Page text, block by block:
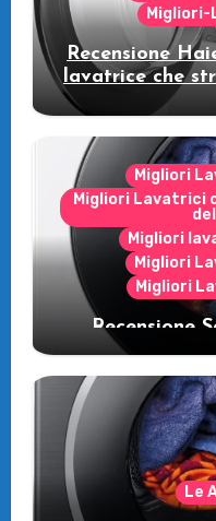
Recensione
lavatrice che
Migliori
Migliori Lavatrici
Migliori
Migliori
Migliori
Recensione
intelligente
Le